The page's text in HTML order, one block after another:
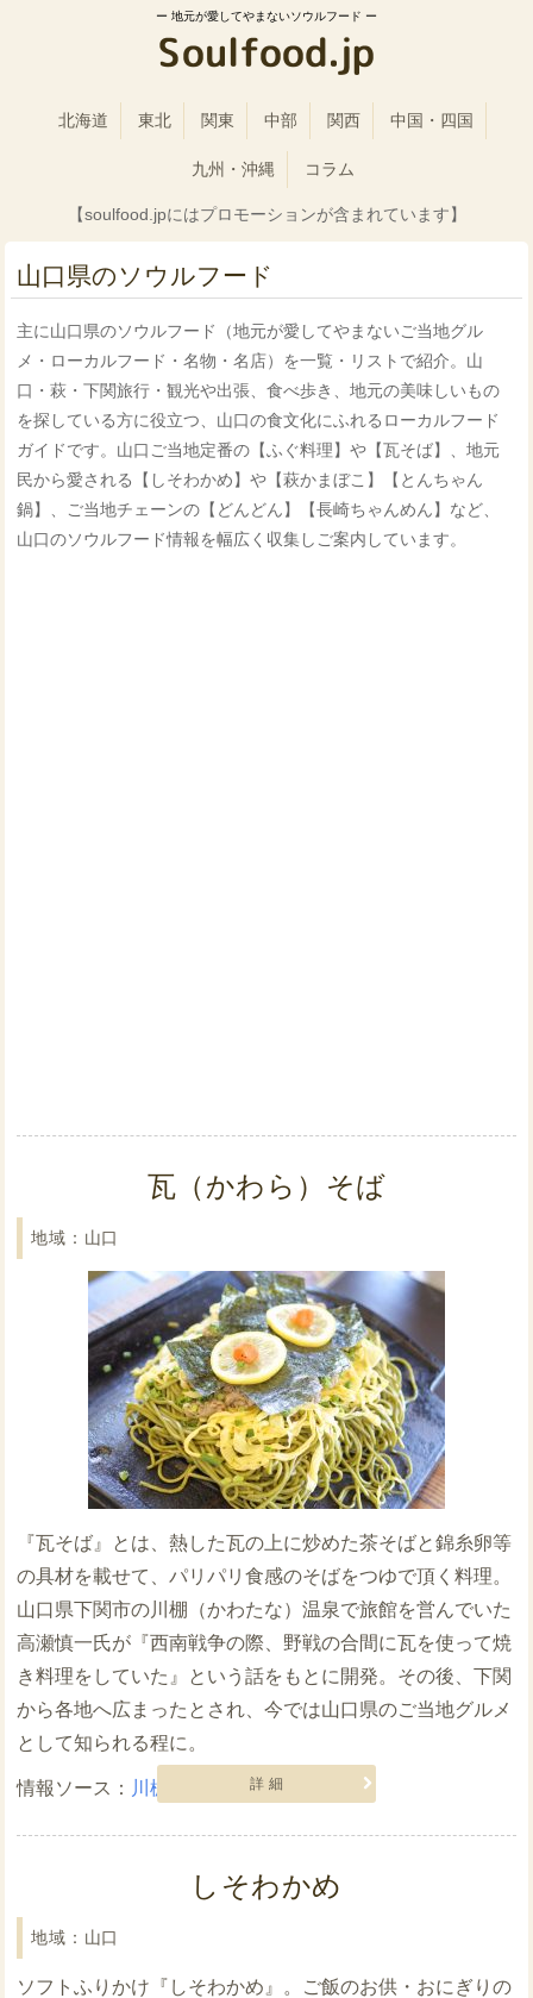
地元が愛してやまないソウルフード
北海道 東北 関東 中部 関西 中国・四国
九州・沖縄 コラム
【soulfood.jpにはプロモーションが含まれています】
山口県のソウルフード
主に山口県のソウルフード（地元が愛してやまないご当地グル
メ・ローカルフード・名物・名店）を一覧・リストで紹介。山
口・萩・下関旅行・観光や出張、食べ歩き、地元の美味しいもの
を探している方に役立つ、山口の食文化にふれるローカルフード
ガイドです。山口ご当地定番の【ふぐ料理】や【瓦そば】、地元
民から愛される【しそわかめ】や【萩かまぼこ】【とんちゃん
鍋】、ご当地チェーンの【どんどん】【長崎ちゃんめん】など、
山口のソウルフード情報を幅広く収集しご案内しています。
瓦（かわら）そば
詳細
山口
『瓦そば』とは、熱した瓦の上に炒めた茶そばと錦糸卵等
の具材を載せて、パリパリ食感のそばをつゆで頂く料理。
山口県下関市の川棚（かわたな）温泉で旅館を営んでいた
高瀬慎一氏が『西南戦争の際、野戦の合間に瓦を使って焼
き料理をしていた』という話をもとに開発。その後、下関
から各地へ広まったとされ、今では山口県のご当地グルメ
として知られる程に。
川棚温泉 元祖瓦そばたかせ
しそわかめ
山口
ソフトふりかけ『しそわかめ』。ご飯のお供・おにぎりの